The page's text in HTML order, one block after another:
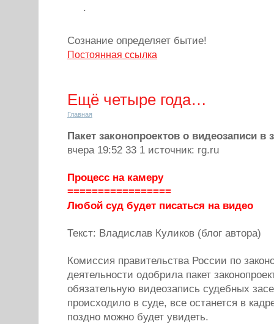
.
Сознание определяет бытие!
Постоянная ссылка
Ещё четыре года…
Главная
Пакет законопроектов о видеозаписи в
вчера 19:52 33 1 источник: rg.ru
Процесс на камеру
=================
Любой суд будет писаться на видео
Текст: Владислав Куликов (блог автора)
Комиссия правительства России по
деятельности одобрила пакет
обязательную видеозапись судебных
происходило в суде, все останется в
поздно можно будет увидеть.